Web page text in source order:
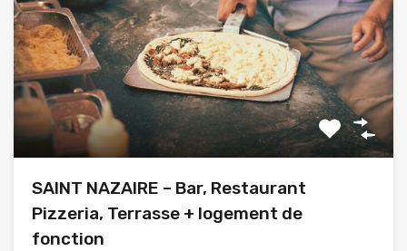
SAINT NAZAIRE – Bar, Restaurant
Pizzeria, Terrasse + logement de
fonction